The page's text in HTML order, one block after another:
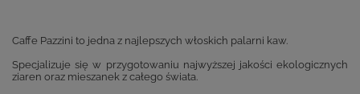
Caffe Pazzini to jedna z najlepszych włoskich palarni kaw.
Specjalizuje się w przygotowaniu najwyższej jakości ekologicznych
ziaren oraz mieszanek z całego świata.